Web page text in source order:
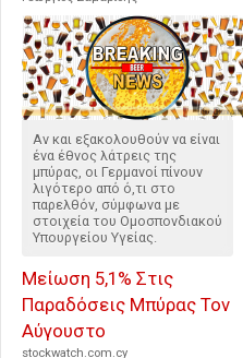
Αν και εξακολουθούν να είναι
ένα έθνος λάτρεις της
μπύρας, οι Γερμανοί πίνουν
λιγότερο από ό,τι στο
παρελθόν, σύμφωνα με
στοιχεία του Ομοσπονδιακού
Υπουργείου Υγείας.
Μείωση 5,1% Στις
Παραδόσεις Μπύρας Τον
Αύγουστο
stockwatch.com.cy